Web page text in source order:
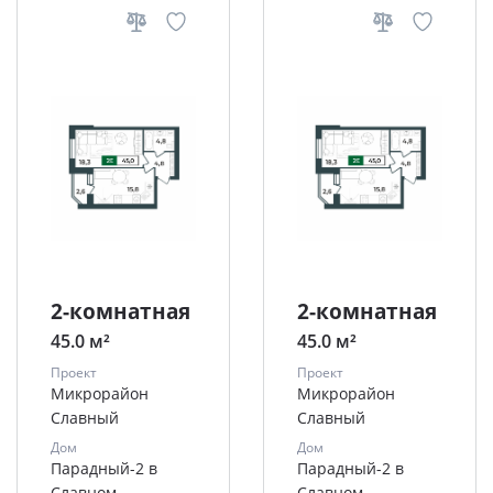
2-комнатная
45.0 м²
Проект
Микрорайон
Славный
Дом
Парадный-2 в
2-комнатная
45.0 м²
Проект
Микрорайон
Славный
Дом
Парадный-2 в